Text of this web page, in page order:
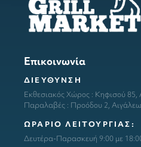
Επικοινωνία
ΔΙΕΥΘΥΝΣΗ
Εκθεσιακός Χώρος : Κηφισού 85,
Παραλαβές : Προόδου 2,
ΩΡΑΡΙΟ ΛΕΙΤΟΥΡΓΙΑΣ:
Δευτέρα-Παρασκευή 9:00 με